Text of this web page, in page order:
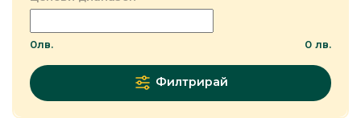
0лв. 0 лв.
Филтрирай